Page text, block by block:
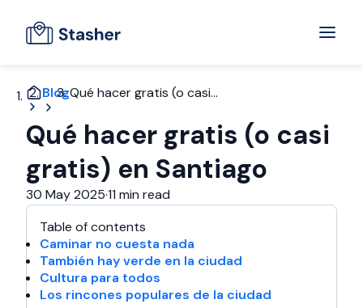
BlogQué hacer gratis (o casi...
Qué hacer gratis (o casi
gratis) en Santiago
30 May 2025·11 min read
Table of contents
Caminar no cuesta nada
También hay verde en la ciudad
Cultura para todos
Los rincones populares de la ciudad